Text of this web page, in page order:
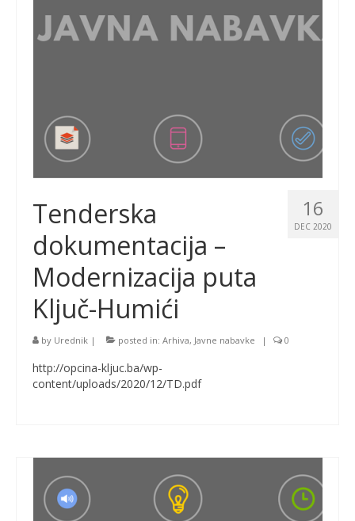
16
DEC 2020
Tenderska
dokumentacija –
Modernizacija puta
Ključ-Humići
by Urednik | posted in: Arhiva, Javne nabavke | 0
http://opcina-kljuc.ba/wp-
content/uploads/2020/12/TD.pdf